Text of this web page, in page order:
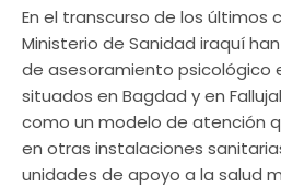
En el transcurso de los últimos
Ministerio de Sanidad iraquí
de asesoramiento psicológico
situados en Bagdad y en
como un modelo de atención
en otras instalaciones
unidades de apoyo a la salud